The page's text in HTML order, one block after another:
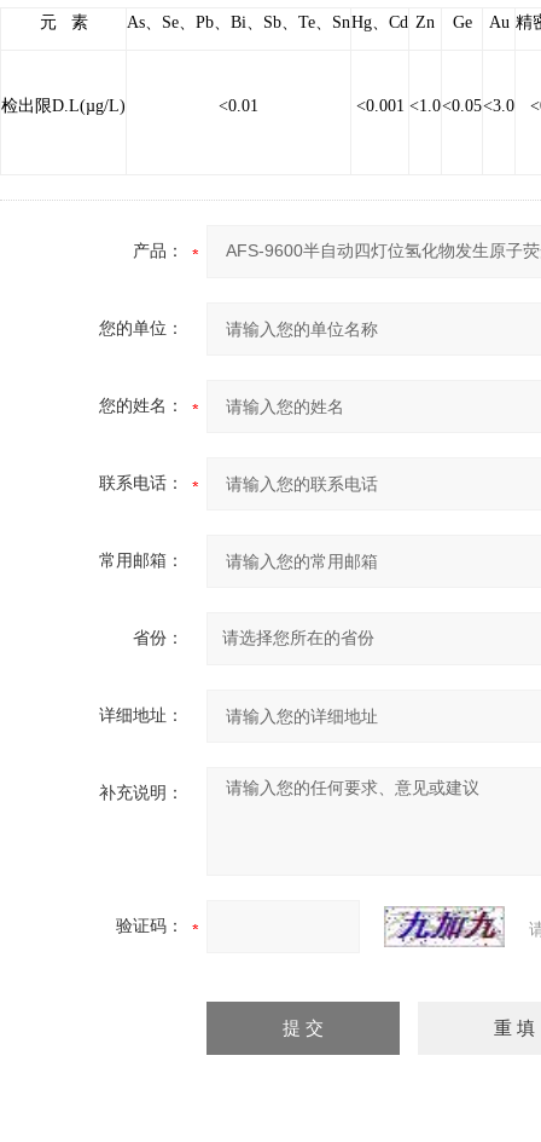
元 素 As、 Se、 Pb、 Bi、 Sb、 Te、 SnHg、 Cd Zn Ge Au 精
检出限D.L(µg/L) <0.01 <0.001 <1.0<0.05<3.0
产品：
您的单位：
您的姓名：
联系电话：
常用邮箱：
省份：
详细地址：
补充说明：
验证码：